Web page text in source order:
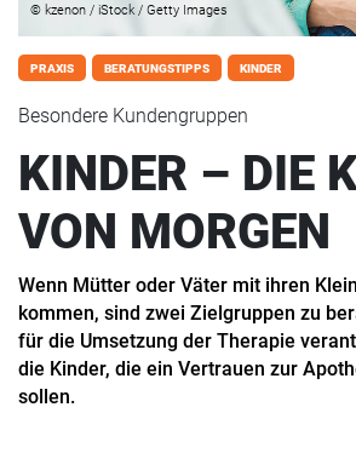
© kzenon / iStock / Getty Images
PRAXIS BERATUNGSTIPPS KINDER
Besondere Kundengruppen
KINDER – DIE
VON MORGEN
Wenn Mütter oder Väter mit ihren
kommen, sind zwei Zielgruppen zu
für die Umsetzung der Therapie
die Kinder, die ein Vertrauen zur
sollen.